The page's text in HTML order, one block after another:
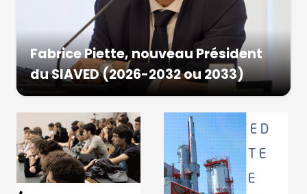
Fabrice Piette, nouveau Président
du SIAVED (2026-2032 ou 2033)